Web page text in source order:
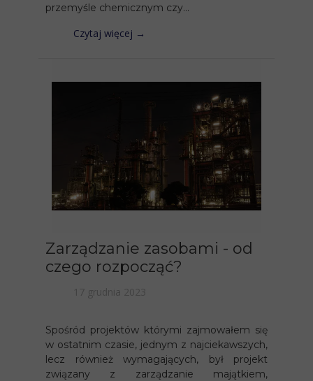
przemyśle chemicznym czy...
Czytaj więcej →
Zarządzanie zasobami - od
czego rozpocząć?
17 grudnia 2023
Spośród projektów którymi zajmowałem się
w ostatnim czasie, jednym z najciekawszych,
lecz również wymagających, był projekt
związany z zarządzanie majątkiem,